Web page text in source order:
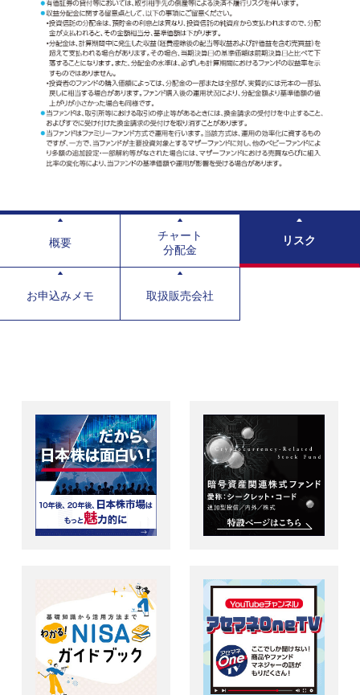
概要
チャート
分配金
リスク
お申込みメモ 取扱販売会社